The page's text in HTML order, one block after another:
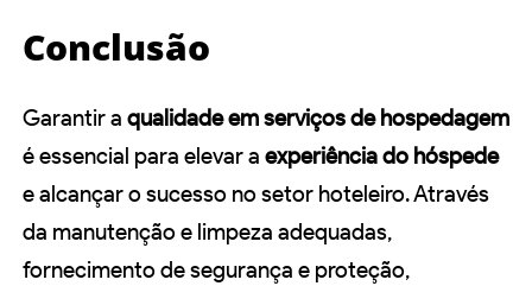
Conclusão
Garantir a qualidade em serviços de hospedagem
é essencial para elevar a experiência do hóspede
e alcançar o sucesso no setor hoteleiro. Através
da manutenção e limpeza adequadas,
fornecimento de segurança e proteção,